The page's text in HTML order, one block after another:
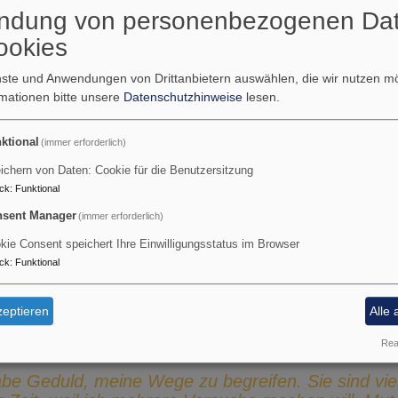
Wir haben
Sind Sie auf der Suche
Dann melden Sie sich einfach
mir, es selbst zu tun. Zeige mir, wie es geht. Tu
Geduld, meine Wege zu begreifen. Sie sind
von personenbezogenen
und Anwendungen von Drittanbietern auswählen, die wir nutzen
bitte unsere Datenschutzhinweise lesen.
(immer erforderlich)
von Daten: Cookie für die Benutzersitzung
: Funktional
Manager(immer erforderlich)
Consent speichert Ihre Einwilligungsstatus im Browser
: Funktional
Alle